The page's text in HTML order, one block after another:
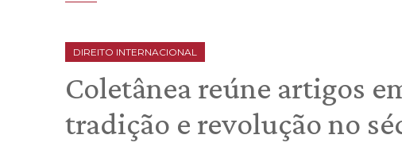
DIREITO INTERNACIONAL
Coletânea reúne artigos
tradição e revolução no